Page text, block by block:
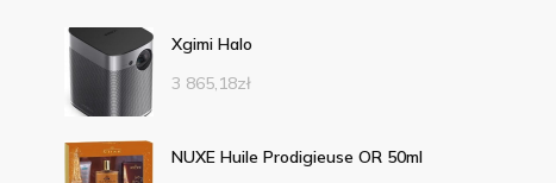
Xgimi Halo
3 865,18zł
NUXE Huile Prodigieuse OR 50ml